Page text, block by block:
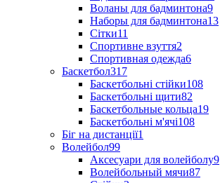
Воланы для бадминтона9
Наборы для бадминтона13
Сітки11
Спортивне взуття2
Спортивная одежда6
Баскетбол317
Баскетбольні стійки108
Баскетбольні щити82
Баскетбольные кольца19
Баскетбольні м'ячі108
Біг на дистанції1
Волейбол99
Аксесуари для волейболу9
Волейбольный мячи87